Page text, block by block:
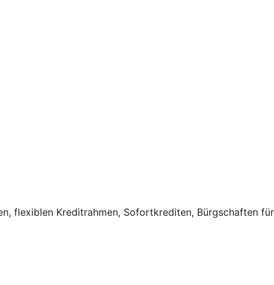
flexiblen Kreditrahmen, Sofortkrediten, Bürgschaften für